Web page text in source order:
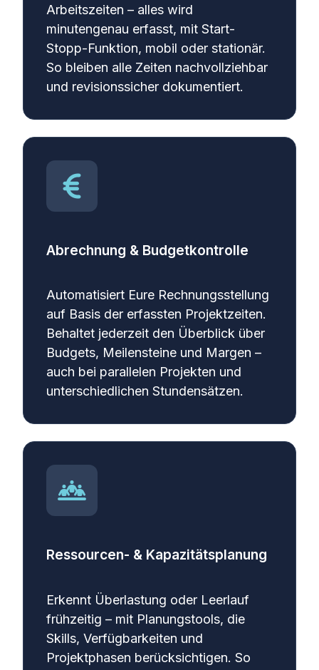
Arbeitszeiten – alles wird
minutengenau erfasst, mit Start-
Stopp-Funktion, mobil oder stationär.
So bleiben alle Zeiten nachvollziehbar
und revisionssicher dokumentiert.
Abrechnung & Budgetkontrolle
Automatisiert Eure Rechnungsstellung
auf Basis der erfassten Projektzeiten.
Behaltet jederzeit den Überblick über
Budgets, Meilensteine und Margen –
auch bei parallelen Projekten und
unterschiedlichen Stundensätzen.
Ressourcen- & Kapazitätsplanung
Erkennt Überlastung oder Leerlauf
frühzeitig – mit Planungstools, die
Skills, Verfügbarkeiten und
Projektphasen berücksichtigen. So